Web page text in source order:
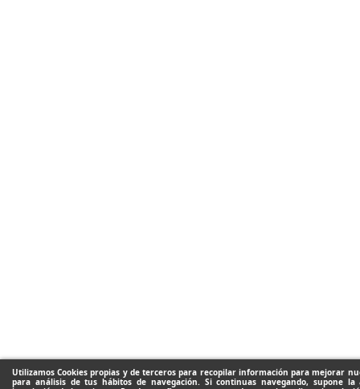
Utilizamos Cookies propias y de terceros para recopilar información para mejorar
para análisis de tus hábitos de navegación. Si continuas navegando, supone la